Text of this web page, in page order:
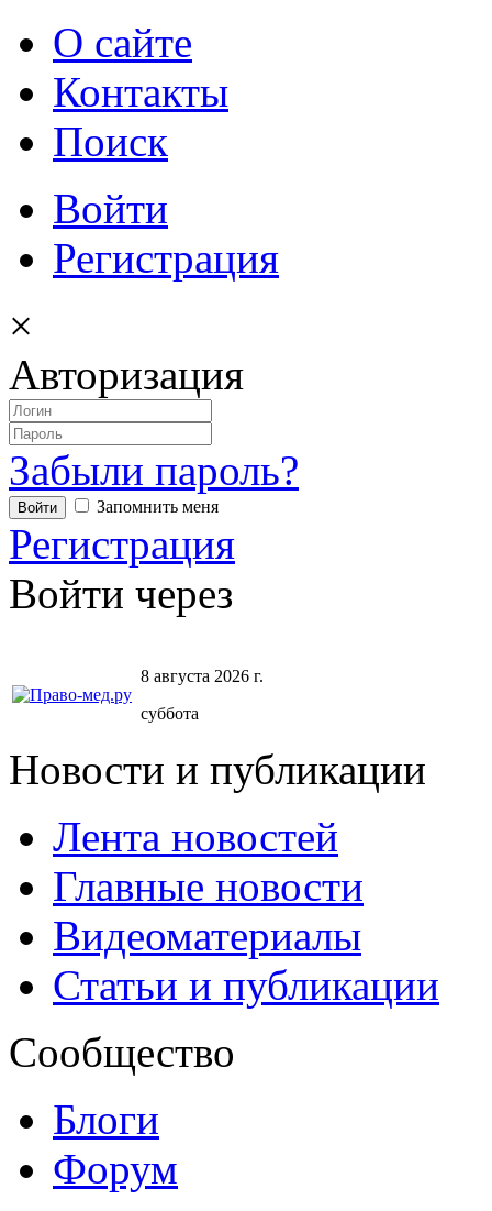
О сайте
Контакты
Поиск
Войти
Регистрация
×
Авторизация
Забыли пароль?
Запомнить меня
Регистрация
Войти через
8 августа 2026 г.
суббота
Новости и публикации
Лента новостей
Главные новости
Видеоматериалы
Статьи и публикации
Сообщество
Блоги
Форум